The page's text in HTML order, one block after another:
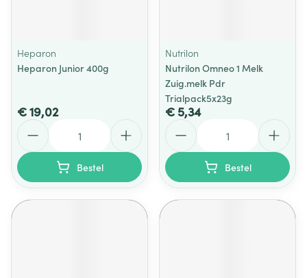
Heparon
Heparon Junior 400g
€ 19,02
Bestel
Nutrilon
Nutrilon Omneo 1 Melk
Zuig.melk Pdr
Trialpack5x23g
€ 5,34
Bestel